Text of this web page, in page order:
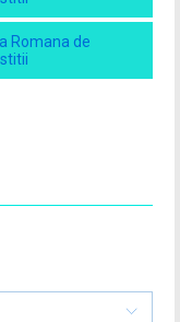
Romana de